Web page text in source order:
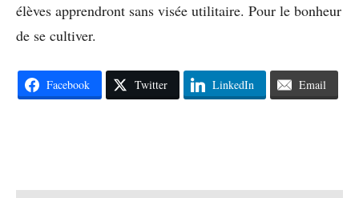
élèves apprendront sans visée utilitaire. Pour le bonheur
de se cultiver.
Facebook Twitter LinkedIn Email